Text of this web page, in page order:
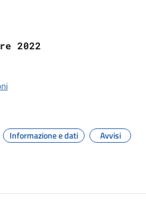
2022
Informazione e dati
Avvisi